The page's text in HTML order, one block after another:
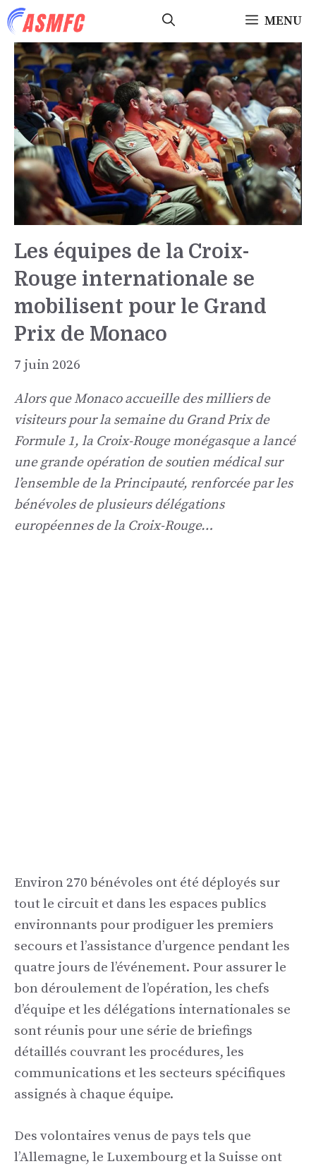
Aller
au
contenu
MENU
Les équipes de la Croix-
Rouge internationale se
mobilisent pour le Grand
Prix de Monaco
7 juin 2026
Alors que Monaco accueille des milliers de
visiteurs pour la semaine du Grand Prix de
Formule 1, la Croix-Rouge monégasque a lancé
une grande opération de soutien médical sur
l’ensemble de la Principauté, renforcée par les
bénévoles de plusieurs délégations
européennes de la Croix-Rouge…
Environ 270 bénévoles ont été déployés sur
tout le circuit et dans les espaces publics
environnants pour prodiguer les premiers
secours et l’assistance d’urgence pendant les
quatre jours de l’événement. Pour assurer le
bon déroulement de l’opération, les chefs
d’équipe et les délégations internationales se
sont réunis pour une série de briefings
détaillés couvrant les procédures, les
communications et les secteurs spécifiques
assignés à chaque équipe.
Des volontaires venus de pays tels que
l’Allemagne, le Luxembourg et la Suisse ont